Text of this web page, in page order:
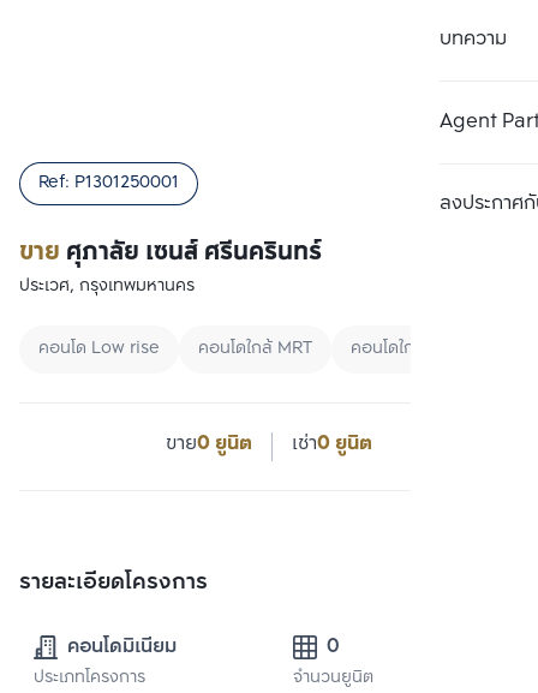
บทความ
Agent
ลงประกาศกั
ขาย ศุภาลัย เซนส์ ศรีนครินทร์
Ref: P1301250001
ประเวศ, กรุงเทพมหานคร
คอนโด Low rise คอนโดใกล้ MRT คอนโดใกล้มหาลัย
ขาย0 ยูนิต เช่า0 ยูนิต
รายละเอียดโครงการ
คอนโดมิเนียม
ประเภทโครงการ
0
จำนวนยูนิต